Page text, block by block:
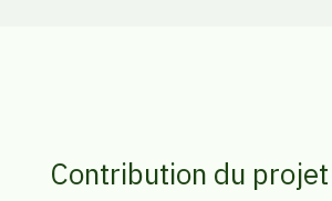
Contribution du